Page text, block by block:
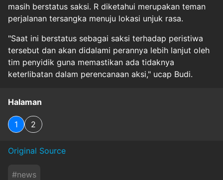
masih berstatus saksi. R diketahui merupakan teman
perjalanan tersangka menuju lokasi unjuk rasa.
"Saat ini berstatus sebagai saksi terhadap peristiwa
tersebut dan akan didalami perannya lebih lanjut oleh
tim penyidik guna memastikan ada tidaknya
keterlibatan dalam perencanaan aksi," ucap Budi.
Halaman
1 2
Original Source
#news